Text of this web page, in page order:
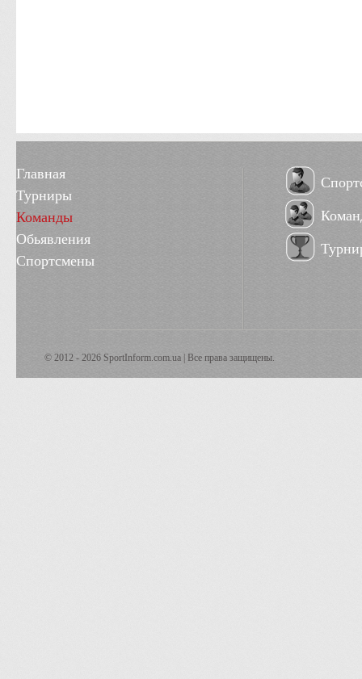
Главная
Турниры
Команды
Обьявления
Спортсмены
© 2012 - 2026 SportInform.com.ua | Все права защищены.